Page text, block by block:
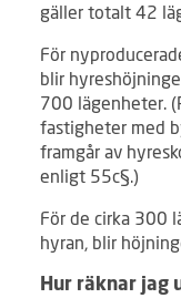
gäller totalt 42
För
blir
700 lägenheter.
fastigheter med
framgår av
enligt 55c§.)
För de cirka 300
hyran, blir
Hur räknar jag